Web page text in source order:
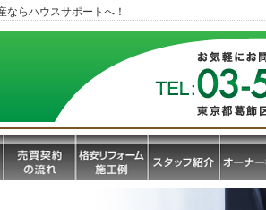
らハウスサポートへ！